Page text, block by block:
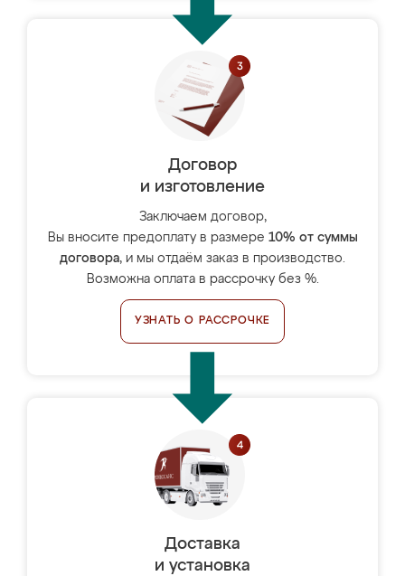
Договор
и изготовление
Заключаем договор,
Вы вносите предоплату в размере 10% от суммы
договора, и мы отдаём заказ в производство.
Возможна оплата в рассрочку без %.
УЗНАТЬ О РАССРОЧКЕ
Доставка
и установка